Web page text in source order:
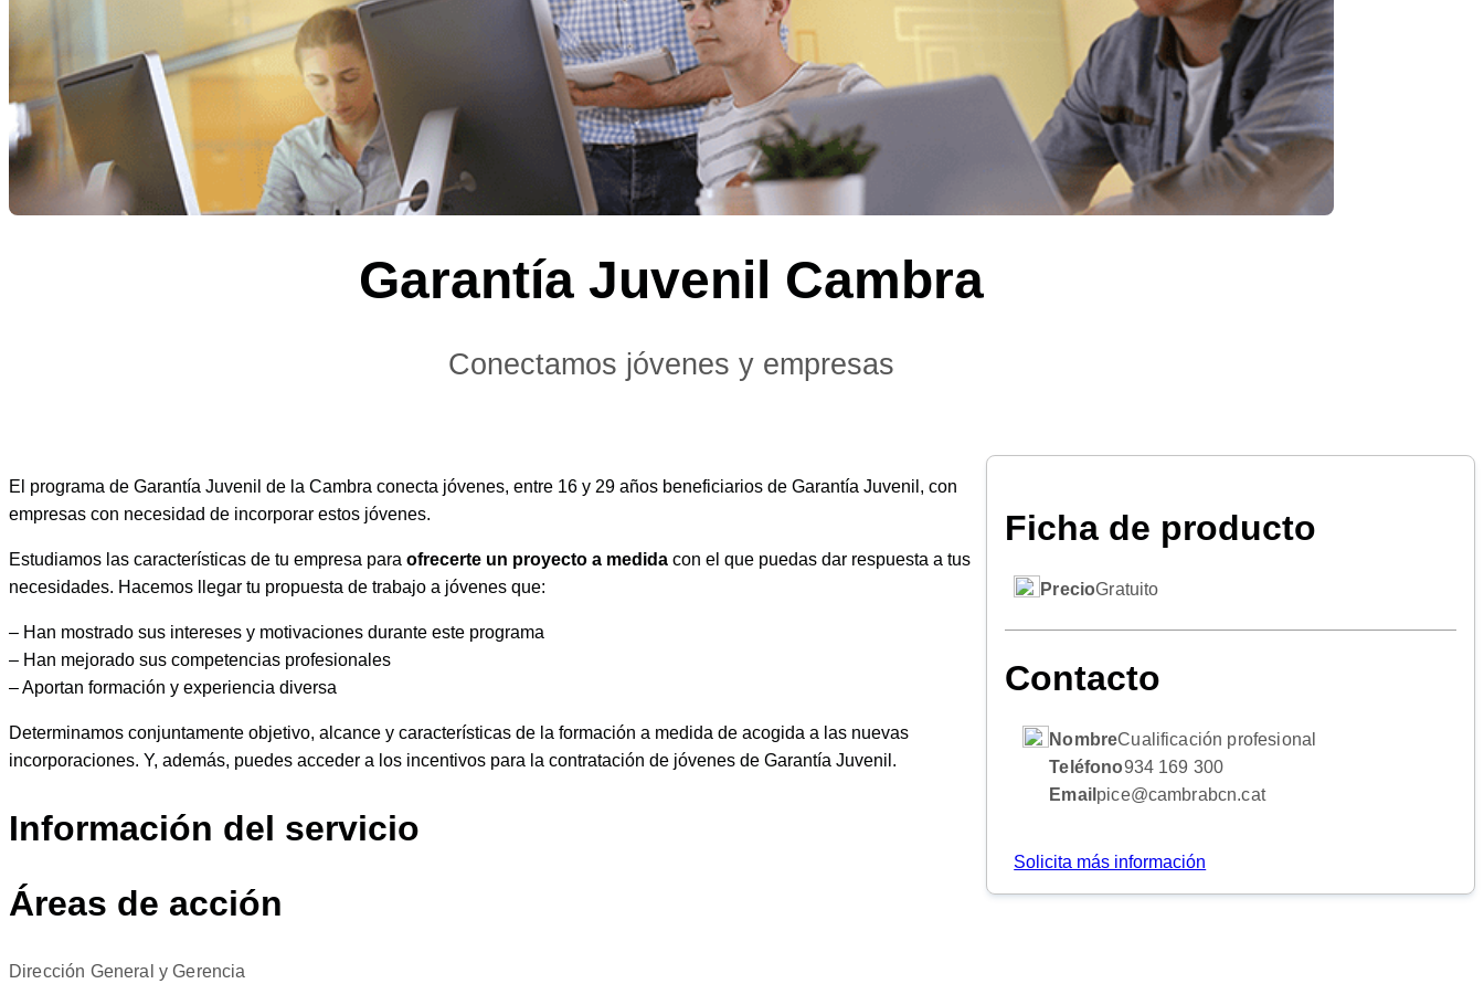
Garantía Juvenil Cambra
Conectamos jóvenes y empresas
El programa de Garantía Juvenil de la Cambra conecta jóvenes, entre 16 y 29 años beneficiarios de Garantía Juvenil, con
empresas con necesidad de incorporar estos jóvenes.
Estudiamos las características de tu empresa para ofrecerte un proyecto a medida con el que puedas dar respuesta a tus
necesidades. Hacemos llegar tu propuesta de trabajo a jóvenes que:
– Han mostrado sus intereses y motivaciones durante este programa
– Han mejorado sus competencias profesionales
– Aportan formación y experiencia diversa
Determinamos conjuntamente objetivo, alcance y características de la formación a medida de acogida a las nuevas
incorporaciones. Y, además, puedes acceder a los incentivos para la contratación de jóvenes de Garantía Juvenil.
Información del servicio
Áreas de acción
Dirección General y Gerencia
Ficha de producto
PrecioGratuito
Contacto
NombreCualificación profesional
Teléfono934 169 300
Email pice@cambrabcn.cat
Solicita más información